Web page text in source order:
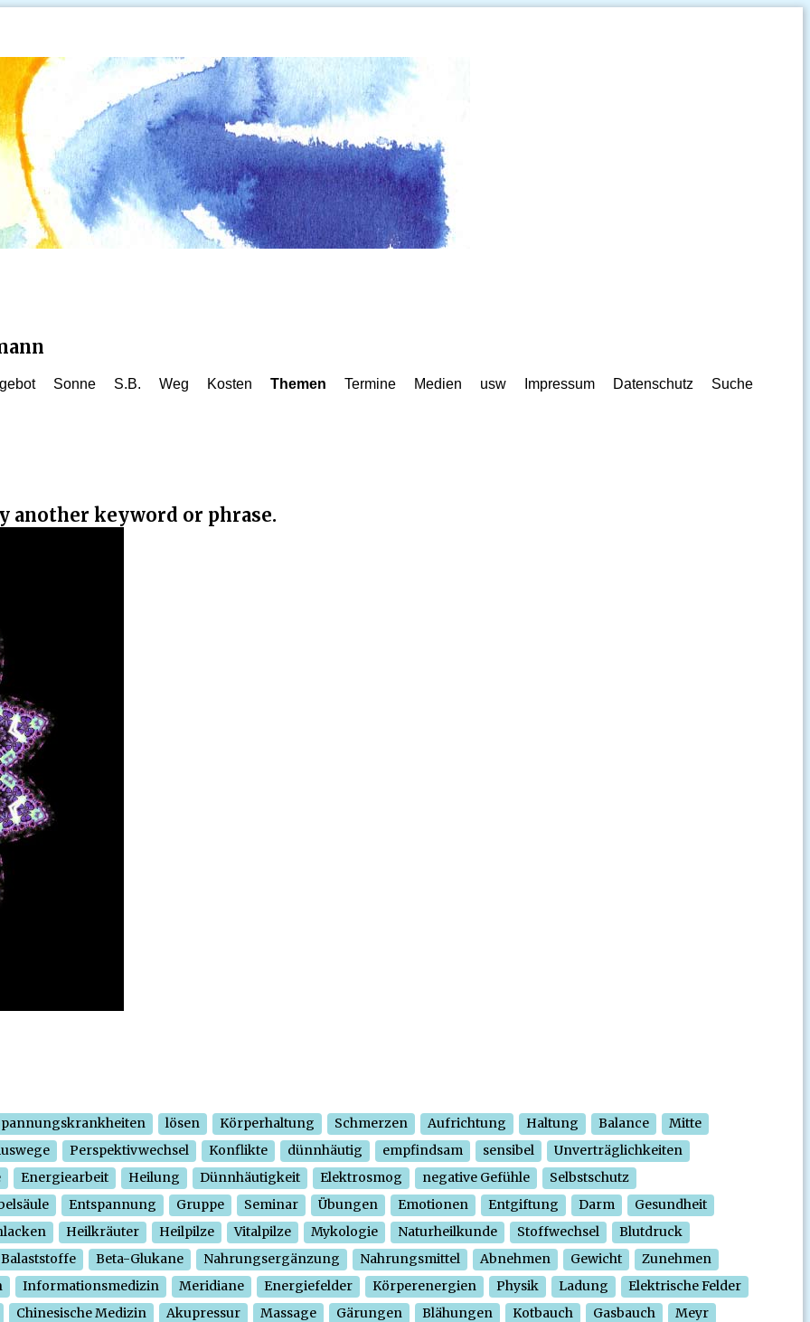
Sonne S.B. Weg Kosten Themen Termine Medien usw Impressum Datenschutz Suche
another keyword or phrase.
lösen Körperhaltung Schmerzen Aufrichtung Haltung Balance
Mitte
Perspektivwechsel Konflikte dünnhäutig empfindsam sensibel
Unverträglichkeiten
Energiearbeit Heilung Dünnhäutigkeit Elektrosmog negative Gefühle
Selbstschutz
Entspannung Gruppe Seminar Übungen Emotionen Entgiftung Darm
Gesundheit
Heilkräuter Heilpilze Vitalpilze Mykologie Naturheilkunde Stoffwechsel
Blutdruck
Balaststoffe
Beta-Glukane Nahrungsergänzung Nahrungsmittel Abnehmen Gewicht
Zunehmen
Informationsmedizin Meridiane Energiefelder Körperenergien Physik Ladung
Elektrische Felder
Chinesische Medizin
Akupressur Massage Gärungen Blähungen Kotbauch Gasbauch
Meyr